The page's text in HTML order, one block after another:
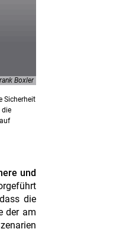
Boxler
Sicherheit
die
und
die
der am